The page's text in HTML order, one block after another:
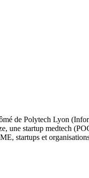
de Polytech Lyon
startup medtech
startups et